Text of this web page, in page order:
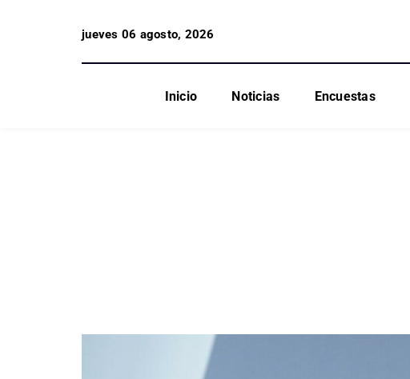
jueves 06 agosto, 2026
Inicio Noticias Encuestas